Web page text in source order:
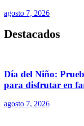
agosto 7, 2026
Destacados
Día del Niño:
para disfrutar en
agosto 7, 2026